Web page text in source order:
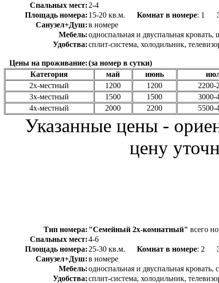
Спальных мест: 2-4
Площадь номера: 15-20 кв.м. Комнат в номере: 1
Санузел+Душ:в номере
Мебель:односпальная и двуспальная
Удобства:сплит-система, холодильник,
Цены на проживание:(за номер в сутки)
Категория
май июнь
2х-местный
1200 1200
2200-
3х-местный
1500 1500
3000-
4х-местный
2000 2200 5500-
Указанные цены -
цену
Тип номера: "Семейный 2х-комнатный" всего
Спальных мест:4-6
Площадь номера: 25-30 кв.м. Комнат в номере: 2
Санузел+Душ:в номере
Мебель:односпальная и двуспальная
Удобства:сплит-система, холодильник,